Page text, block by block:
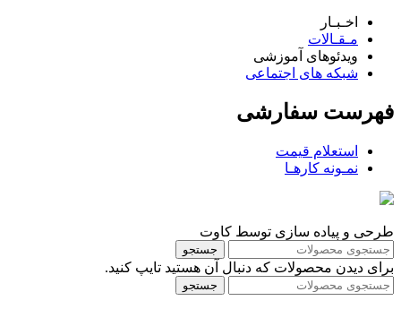
اخـبـار
مـقـالات
ویدئوهای آموزشی
شبکه های اجتماعی
فهرست سفارشی
استعلام قیمت
نمـونه کارهـا
طرحی و پیاده سازی توسط کاوت
جستجو
برای دیدن محصولات که دنبال آن هستید تایپ کنید.
جستجو